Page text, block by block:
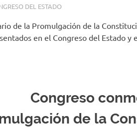
DEL ESTADO
de la Promulgación de la
en el Congreso del Estado y
Congreso
de la